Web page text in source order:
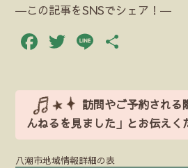
―この記事をSNSでシェア！―
Facebook
Twitter
Line
訪問やご予約される
んねるを見ました」とお伝え
八潮市地域情報詳細の表